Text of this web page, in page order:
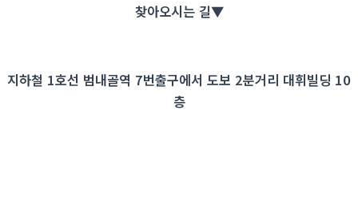
찾아오시는 길▼
지하철 1호선 범내골역 7번출구에서 도보 2분거리 대휘빌딩 10
층